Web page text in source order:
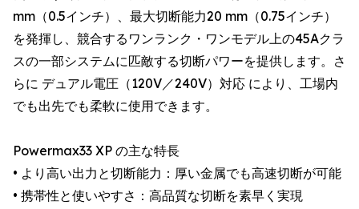
mm（0.5インチ）、最大切断能力20 mm（0.75インチ）
を発揮し、競合するワンランク・ワンモデル上の45Aクラ
スの一部システムに匹敵する切断パワーを提供します。さ
らに デュアル電圧（120V／240V）対応 により、工場内
でも出先でも柔軟に使用できます。
Powermax33 XP の主な特長
• より高い出力と切断能力：厚い金属でも高速切断が可能
• 携帯性と使いやすさ：高品質な切断を素早く実現